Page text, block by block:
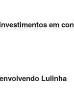
em
Lulinha